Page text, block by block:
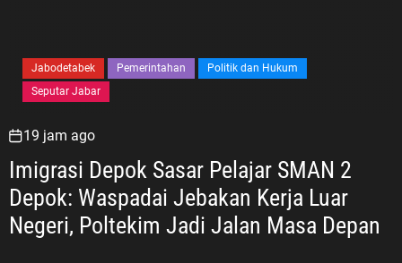
Jabodetabek Pemerintahan
Politik dan Hukum
Seputar Jabar
19 jam ago
Imigrasi Depok Sasar Pelajar SMAN 2
Depok: Waspadai Jebakan Kerja Luar